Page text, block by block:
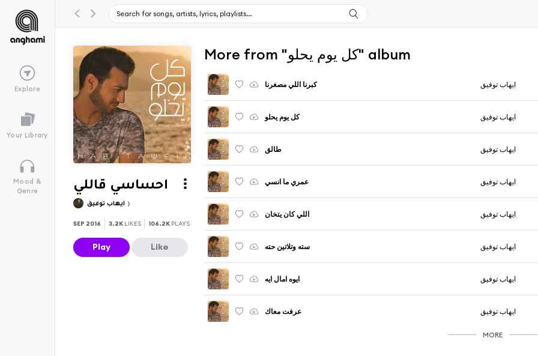
Explore
Your Library
Mood &
Genre
احساسي قاللي
SEP 2016 3.2K LIKES 106.2K PLAYS
Play Like
More from "كل يوم يحلو" album
كبرنا اللي مصغرنا ايهاب توفيق
كل يوم يحلو ايهاب توفيق
طالق ايهاب توفيق
عمري ما انسي ايهاب توفيق
اللي كان يتخان ايهاب توفيق
سته وتلاتين حته ايهاب توفيق
ايوه امال ايه ايهاب توفيق
عرفت معاك ايهاب توفيق
MORE